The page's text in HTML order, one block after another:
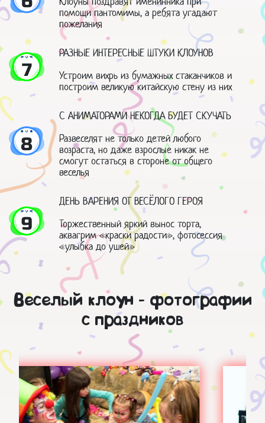
помощи пантомимы, а ребята угадают
пожелания
7
РАЗНЫЕ ИНТЕРЕСНЫЕ ШТУКИ КЛОУНОВ
Устроим вихрь из бумажных стаканчиков и
построим великую китайскую стену из них
8
С АНИМАТОРАМИ НЕКОГДА БУДЕТ СКУЧАТЬ
Развеселят не только детей любого
возраста, но даже взрослые никак не
смогут остаться в стороне от общего
веселья
9
ДЕНЬ ВАРЕНИЯ ОТ ВЕСЁЛОГО ГЕРОЯ
Торжественный яркий вынос торта,
аквагрим «краски радости», фотосессия
«улыбка до ушей»
Веселый клоун - фотографии
с праздников